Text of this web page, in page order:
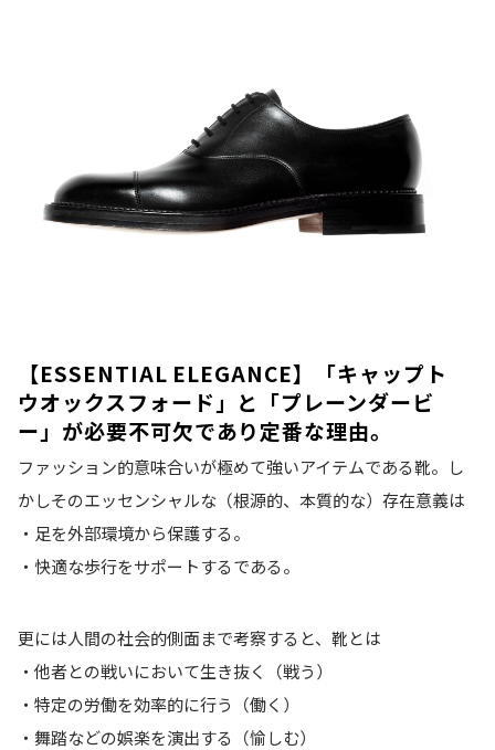
【ESSENTIAL ELEGANCE】「キャップト
ウオックスフォード」と「プレーンダービ
ー」が必要不可欠であり定番な理由。
ファッション的意味合いが極めて強いアイテムである靴。し
かしそのエッセンシャルな（根源的、本質的な）存在意義は
・足を外部環境から保護する。
・快適な歩行をサポートするである。
更には人間の社会的側面まで考察すると、靴とは
・他者との戦いにおいて生き抜く（戦う）
・特定の労働を効率的に行う（働く）
・舞踏などの娯楽を演出する（愉しむ）